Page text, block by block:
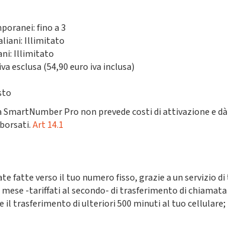
fino a 3
Illimitato
Illimitato
esclusa (54,90 euro iva inclusa)
SmartNumber Pro non prevede costi di attivazione
Art 14.1
fatte verso il tuo numero fisso, grazie a un servizio
-tariffati al secondo- di trasferimento di
il trasferimento di ulteriori 500 minuti al tuo